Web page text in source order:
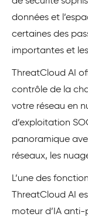
données et
certaines des
importantes et
ThreatCloud AI
contrôle de la
votre réseau en
d’exploitation
panoramique
réseaux, les
L’une des
ThreatCloud AI
moteur d’IA